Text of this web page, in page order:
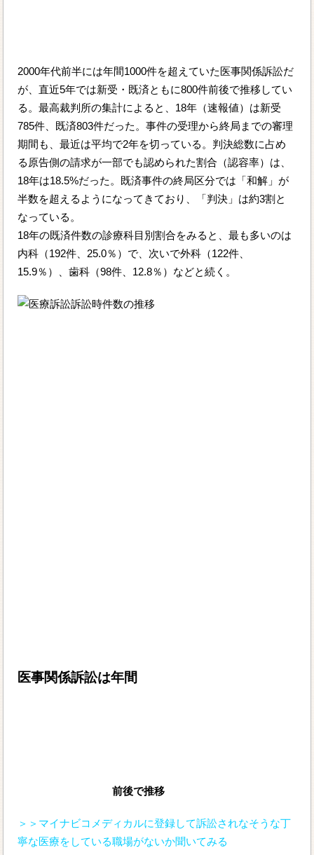
2000年代前半には年間1000件を超えていた医事関係訴訟だ
が、直近5年では新受・既済ともに800件前後で推移してい
る。最高裁判所の集計によると、18年（速報値）は新受
785件、既済803件だった。事件の受理から終局までの審理
期間も、最近は平均で2年を切っている。判決総数に占め
る原告側の請求が一部でも認められた割合（認容率）は、
18年は18.5%だった。既済事件の終局区分では「和解」が
半数を超えるようになってきており、「判決」は約3割と
なっている。
18年の既済件数の診療科目別割合をみると、最も多いのは
内科（192件、25.0％）で、次いで外科（122件、
15.9％）、歯科（98件、12.8％）などと続く。
医事関係訴訟は年間
前後で推移
＞＞マイナビコメディカルに登録して訴訟されなそうな丁
寧な医療をしている職場がないか聞いてみる